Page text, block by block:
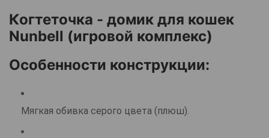
Когтеточка - домик для кошек
Nunbell (игровой комплекс)
Особенности конструкции:
Мягкая обивка серого цвета (плюш).